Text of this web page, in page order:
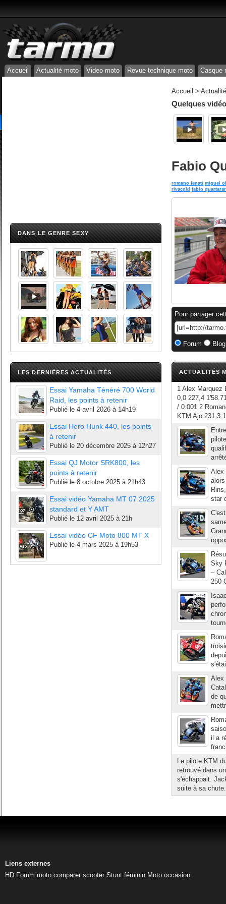
Accueil Actualité moto Video moto Revue technique moto Casque
DANS LE GENRE SEXY
LES DERNIÈRES ACTUALITÉS
Essai Yamaha Ténéré 700 World
Raid, les points à retenir
Publié le 4 avril 2026 à 14h19
Essai Hero Hunk 440, les points
à retenir
Publié le 20 décembre 2025 à 12h27
Essai QJ Motor SRK800, les
points à retenir
Publié le 8 octobre 2025 à 21h43
Essai vidéo Yamaha MT 07 2025
standard et Y AMT
Publié le 12 avril 2025 à 21h
Essai vidéo CF Moto 800 MT X
Publié le 4 mars 2025 à 19h53
Accueil >
Quelques
Fabio
romano fenati miguel
rivacold fabio
Pour partager
Forum
ACTUALITÉS
1 Alex Marquez
0,0 227,4
/ 0.001 2
KTM Ajo 231,3
Alex
star
Sky
–
250
Alex
de
il a
Le pilote KTM
retrouvé dans
s'échappait.
suite à sa
Liens externes
HD Forum moto comparer scooter Stunt féminin Moto occasion